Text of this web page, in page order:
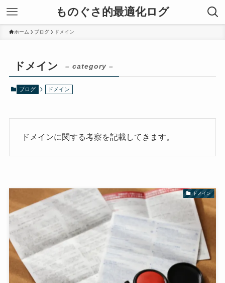
ものぐさ的最適化ログ
ホーム ブログ ドメイン
ドメイン – category –
ブログ ドメイン
ドメインに関する考察を記載してきます。
ドメイン